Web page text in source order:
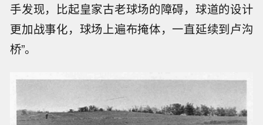
手发现，比起皇家古老球场的障碍，球道的设计
更加战事化，球场上遍布掩体，一直延续到卢沟
桥”。